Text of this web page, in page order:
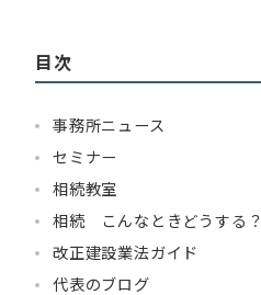
目次
事務所ニュース
セミナー
相続教室
相続 こんなときどうする？
改正建設業法ガイド
代表のブログ